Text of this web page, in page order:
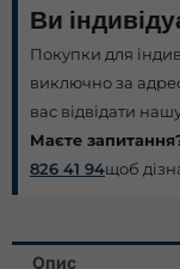
Ви
Покупки для
виключно за
вас відвідати
Маєте
826 41 94щоб
Опис